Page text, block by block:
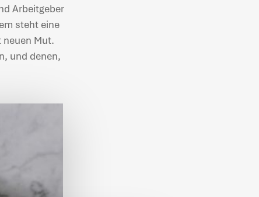
Arbeitgeber
steht eine
neuen Mut.
und denen,